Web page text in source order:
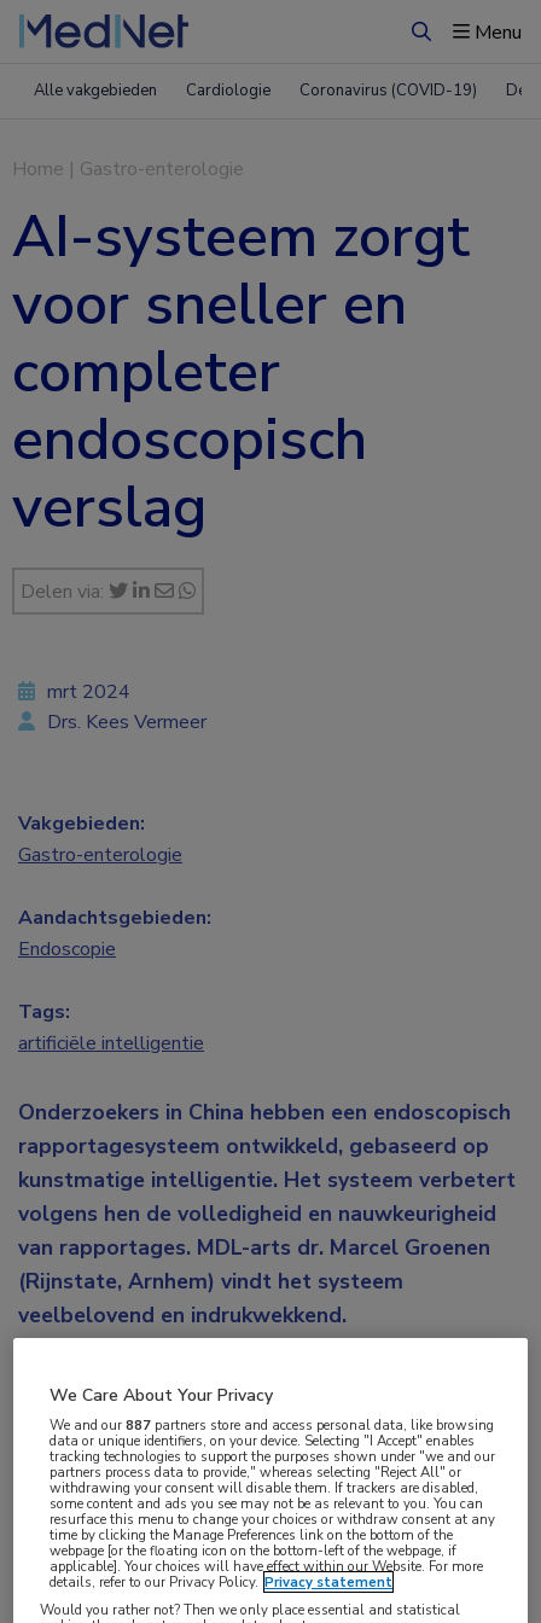
ZoekenMenu
Alle vakgebieden Cardiologie Coronavirus (COVID-19)
Home | Gastro-enterologie
AI-systeem zorgt
voor sneller en
completer
endoscopisch
verslag
Delen via:
Onderzoekers in China hebben een endoscopisch
rapportagesysteem ontwikkeld, gebaseerd op
kunstmatige intelligentie. Het systeem verbetert
volgens hen de volledigheid en nauwkeurigheid
van rapportages. MDL-arts dr. Marcel Groenen
(Rijnstate, Arnhem) vindt het systeem
veelbelovend en indrukwekkend.
voor opsporing van afwijkingen in het maag-
darmkanaal en cruciaal voor diagnose en
behandeling. Handmatige rapportage is kwalitatief
niet optimaal en bovendien arbeidsintensief. De
publicatie gaat over validatie van een automatisch
endoscopisch rapportagesysteem gebaseerd op
kunstmatige intelligentie (AI-EARS). Het systeem is
mrt 2024
Drs. Kees Vermeer
Vakgebieden:
Gastro-enterologie
Aandachtsgebieden:
Endoscopie
Tags:
artificiële intelligentie
We Care About Your Privacy
We and our887 partners store and access personal data, like browsing
data or unique identifiers, on your device. Selecting "I Accept" enables
tracking technologies to support the purposes shown under "we and our
partners process data to provide," whereas selecting "Reject All" or
withdrawing your consent will disable them. If trackers are disabled,
some content and ads you see may not be as relevant to you. You can
resurface this menu to change your choices or withdraw consent at any
time by clicking the Manage Preferences link on the bottom of the
webpage [or the floating icon on the bottom-left of the webpage, if
applicable]. Your choices will have effect within our Website. For more
details, refer to our Privacy Policy. Privacy statement
Would you rather not? Then we only place essential and statistical